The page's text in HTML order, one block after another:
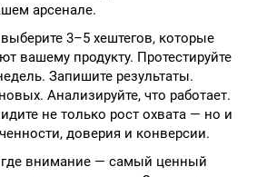
арсенале.
3–5 хештегов, которые
вашему продукту. Протестируйте
Запишите результаты.
Анализируйте, что работает.
не только рост охвата — но и
доверия и конверсии.
внимание — самый ценный